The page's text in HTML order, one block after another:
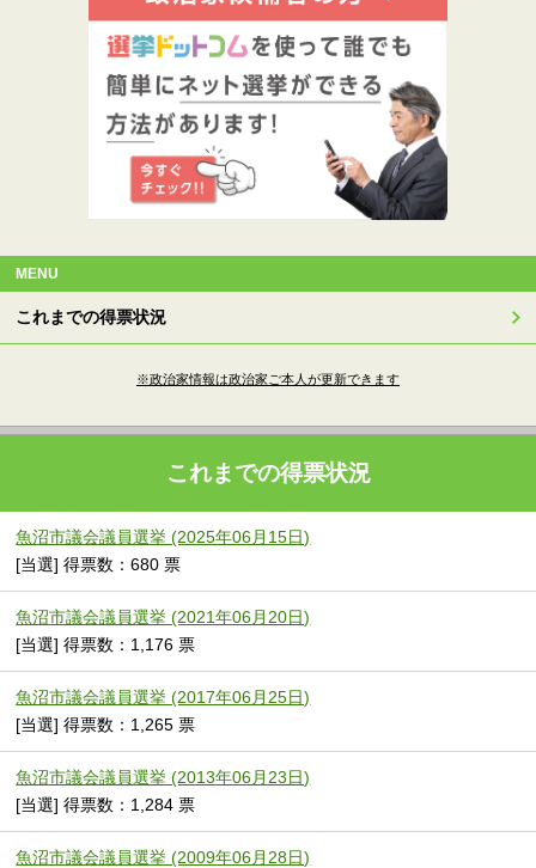
MENU
これまでの得票状況
※政治家情報は政治家ご本人が更新できます
これまでの得票状況
魚沼市議会議員選挙 (2025年06月15日)
[当選] 得票数：680 票
魚沼市議会議員選挙 (2021年06月20日)
[当選] 得票数：1,176 票
魚沼市議会議員選挙 (2017年06月25日)
[当選] 得票数：1,265 票
魚沼市議会議員選挙 (2013年06月23日)
[当選] 得票数：1,284 票
魚沼市議会議員選挙 (2009年06月28日)